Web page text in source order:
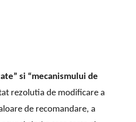
si “mecanismului de
rezolutia de modificare a
de recomandare, a